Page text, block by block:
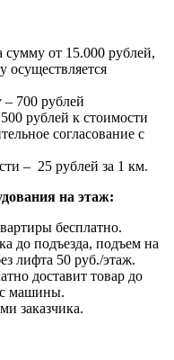
от 15.000 рублей,
осуществляется
– 700 рублей
рублей к стоимости
согласование с
– 25 рублей за 1 км.
на этаж:
бесплатно.
до подъезда, подъем на
лифта 50 руб./этаж.
доставит товар до
с машины.
заказчика.